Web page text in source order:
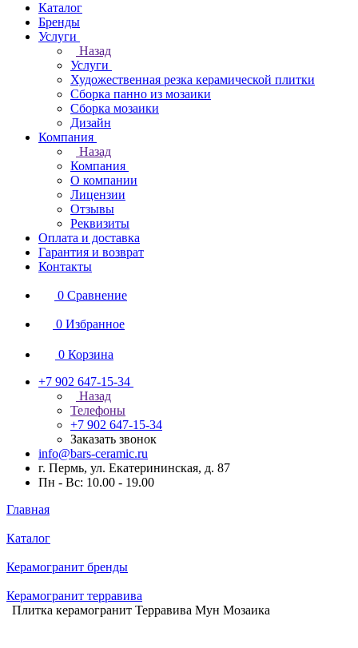
Каталог
Бренды
Услуги
Назад
Услуги
Художественная резка керамической плитки
Сборка панно из мозаики
Сборка мозаики
Дизайн
Компания
Назад
Компания
О компании
Лицензии
Отзывы
Реквизиты
Оплата и доставка
Гарантия и возврат
Контакты
0 Сравнение
0 Избранное
0 Корзина
+7 902 647-15-34
Назад
Телефоны
+7 902 647-15-34
Заказать звонок
info@bars-ceramic.ru
г. Пермь, ул. Екатерининская, д. 87
Пн - Вс: 10.00 - 19.00
Главная
Каталог
Керамогранит бренды
Керамогранит терравива
Плитка керамогранит Терравива Мун Мозаика